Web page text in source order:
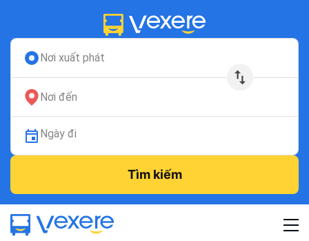
Nơi xuất phát
Nơi đến
Ngày đi
Tìm kiếm